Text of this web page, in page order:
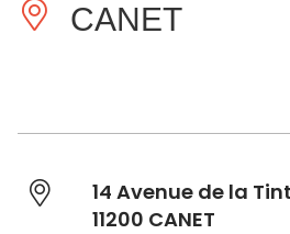
CANET
14 Avenue de la
11200 CANET